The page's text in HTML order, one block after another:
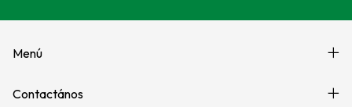
Menú
Contactános